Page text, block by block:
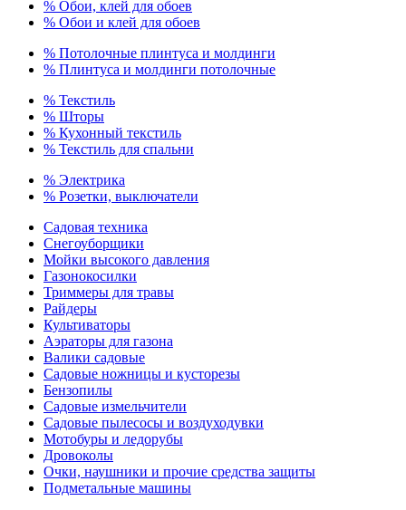
% Обои, клей для обоев
% Обои и клей для обоев
% Потолочные плинтуса и молдинги
% Плинтуса и молдинги потолочные
% Текстиль
% Шторы
% Кухонный текстиль
% Текстиль для спальни
% Электрика
% Розетки, выключатели
Садовая техника
Снегоуборщики
Мойки высокого давления
Газонокосилки
Триммеры для травы
Райдеры
Культиваторы
Аэраторы для газона
Валики садовые
Садовые ножницы и кусторезы
Бензопилы
Садовые измельчители
Садовые пылесосы и воздуходувки
Мотобуры и ледорубы
Дровоколы
Очки, наушники и прочие средства защиты
Подметальные машины